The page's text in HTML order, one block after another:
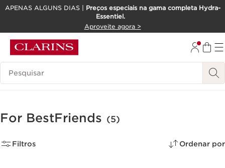
SALTAR PARA O CONTEÚDO
APENAS ALGUNS DIAS | Preços especiais na gama completa Hydra-
Essentiel.
Aproveite agora >
Pesquisar Legenda
For BestFriends (5)
Filtros Ordenar por